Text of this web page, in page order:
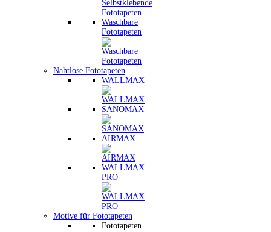
Waschbare
Fototapeten
Nahtlose Fototapeten
WALLMAX
SANOMAX
AIRMAX
WALLMAX
PRO
Motive für Fototapeten
Fototapeten